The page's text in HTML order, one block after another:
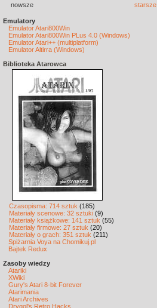
nowsze starsze
Emulatory
Emulator Atari800Win
Emulator Atari800Win PLus 4.0 (Windows)
Emulator Atari++ (multiplatform)
Emulator Altirra (Windows)
Biblioteka Atarowca
Czasopisma: 714 sztuk (185)
Materiały scenowe: 32 sztuki (9)
Materiały książkowe: 141 sztuk (55)
Materiały firmowe: 27 sztuk (20)
Materiały o grach: 351 sztuk (211)
Spiżarnia Voya na Chomikuj.pl
Bajtek Redux
Zasoby wiedzy
Atariki
XWiki
Gury's Atari 8-bit Forever
Atarimania
Atari Archives
Drygol's Retro Hacks